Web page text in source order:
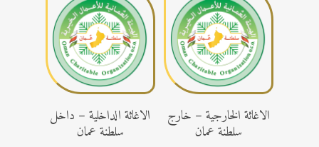
تبرع
الاغاثة الخارجية – خارج
سلطنة عمان
تبرع
الاغاثة الداخلية – داخل
سلطنة عمان